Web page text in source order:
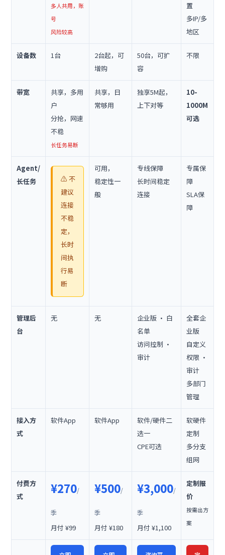
多人共用，账
号
风险较高
置
多IP/多
地区
设备数 1台
2台起，可
增购
50台，可扩
容
不限
带宽
共享，多用
户
分抢，网速
不稳
长任务易断
共享，日
常够用
独享5M起，
上下对等
10-
1000M
可选
Agent/
长任务
⚠️ 不
建议
连接
不稳
定，
长时
间执
行易
断
可用，
稳定性一
般
专线保障
长时间稳定
连接
专属保
障
SLA保
障
管理后
台
无 无
企业版 · 白
名单
访问控制 ·
审计
全套企
业版
自定义
权限 ·
审计
多部门
管理
接入方
式
软件App 软件App
软件/硬件二
选一
CPE可选
软硬件
定制
多分支
组网
付费方
式
¥270/
季
月付 ¥99
¥500/
季
月付 ¥180
¥3,000/
季
月付 ¥1,100
定制报
价
按需出方
案